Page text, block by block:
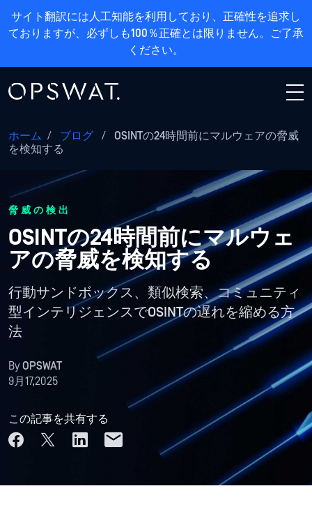
サイト翻訳には人工知能を利用しており、正確性を追求し
ておりますが、必ずしも100％正確とは限りません。ご了承
ください。
ホーム / ブログ /
OSINTの24時間前にマルウェアの脅威
を検知する
脅威の検出
OSINTの24時間前にマルウェ
アの脅威を検知する
行動サンドボックス、類似検索、コミュニティ
型インテリジェンスでOSINTの遅れを縮める方
法
ByOPSWAT
9月17,2025
この記事を共有する